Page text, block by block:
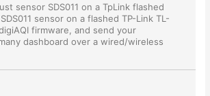
sensor SDS011 on a TpLink flashed
sensor on a flashed TP-Link TL-
firmware, and send your
dashboard over a wired/wireless